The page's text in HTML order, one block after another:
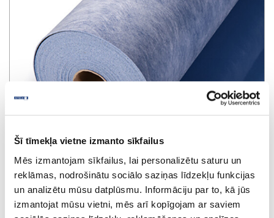
Šī tīmekļa vietne izmanto sīkfailus
Mēs izmantojam sīkfailus, lai personalizētu saturu un
reklāmas, nodrošinātu sociālo saziņas līdzekļu funkcijas
un analizētu mūsu datplūsmu. Informāciju par to, kā jūs
izmantojat mūsu vietni, mēs arī kopīgojam ar saviem
Rocko SPC underlay PUR 1.0, 10m²